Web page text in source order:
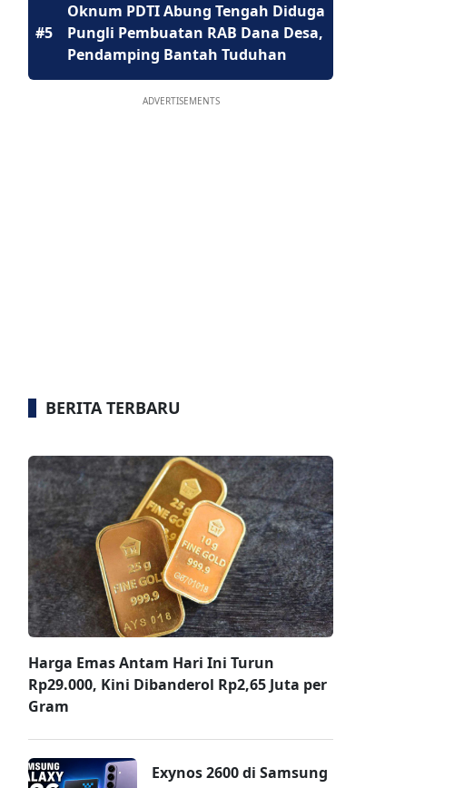
#5
Oknum PDTI Abung Tengah Diduga
Pungli Pembuatan RAB Dana Desa,
Pendamping Bantah Tuduhan
ADVERTISEMENTS
BERITA TERBARU
Harga Emas Antam Hari Ini Turun
Rp29.000, Kini Dibanderol Rp2,65 Juta per
Gram
Exynos 2600 di Samsung